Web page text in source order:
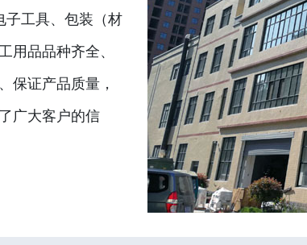
子工具、包装（材
用品品种齐全、
保证产品质量，
广大客户的信